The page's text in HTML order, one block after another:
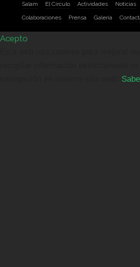
Salam
El Círculo Actividades Noticias
Colaboraciones
Prensa Galería
Acepto